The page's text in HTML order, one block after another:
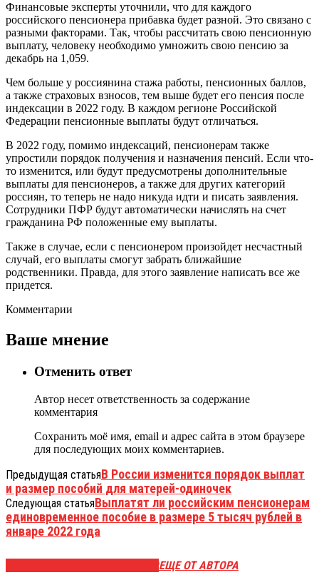
Финансовые эксперты уточнили, что для каждого
российского пенсионера прибавка будет разной. Это связано с
разными факторами. Так, чтобы рассчитать свою пенсионную
выплату, человеку необходимо умножить свою пенсию за
декабрь на 1,059.
Чем больше у россиянина стажа работы, пенсионных баллов,
а также страховых взносов, тем выше будет его пенсия после
индексации в 2022 году. В каждом регионе Российской
Федерации пенсионные выплаты будут отличаться.
В 2022 году, помимо индексаций, пенсионерам также
упростили порядок получения и назначения пенсий. Если что-
то изменится, или будут предусмотрены дополнительные
выплаты для пенсионеров, а также для других категорий
россиян, то теперь не надо никуда идти и писать заявления.
Сотрудники ПФР будут автоматически начислять на счет
гражданина РФ положенные ему выплаты.
Также в случае, если с пенсионером произойдет несчастный
случай, его выплаты смогут забрать ближайшие
родственники. Правда, для этого заявление написать все же
придется.
Комментарии
Ваше мнение
Отменить ответ
Автор несет ответственность за содержание
комментария
Сохранить моё имя, email и адрес сайта в этом браузере
для последующих моих комментариев.
Предыдущая статьяВ России изменится порядок выплат
и размер пособий для матерей-одиночек
Следующая статьяВыплатят ли российским пенсионерам
единовременное пособие в размере 5 тысяч рублей в
январе 2022 года
ЕЩЕ ОТ АВТОРА